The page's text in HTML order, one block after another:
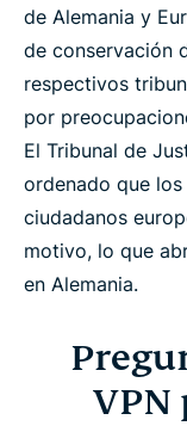
de Alemania y
de conservación
respectivos
por
El Tribunal de
ordenado que
ciudadanos
motivo, lo que
en Alemania.
VPN